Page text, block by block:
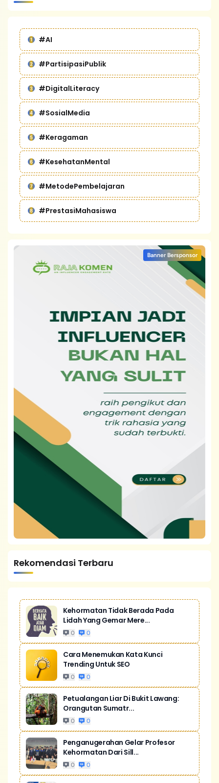
#AI
#PartisipasiPublik
#DigitalLiteracy
#SosialMedia
#Keragaman
#KesehatanMental
#MetodePembelajaran
#PrestasiMahasiswa
Banner Bersponsor
Rekomendasi Terbaru
Kehormatan Tidak Berada Pada
Lidah Yang Gemar Mere...
0 0
Cara Menemukan Kata Kunci
Trending Untuk SEO
0 0
Petualangan Liar Di Bukit Lawang:
Orangutan Sumatr...
0 0
Penganugerahan Gelar Profesor
Kehormatan Dari Sill...
0 0